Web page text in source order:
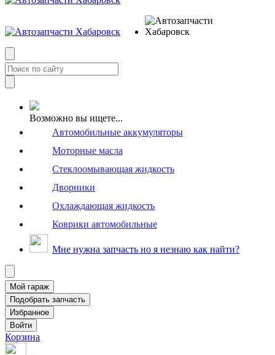
Возможно вы ищете...
Автомобильные аккумуляторы
Моторные масла
Стеклоомывающая жидкость
Дворники
Охлаждающая жидкость
Коврики автомобильные
Мне нужна запчасть но я незнаю как найти?
Корзина